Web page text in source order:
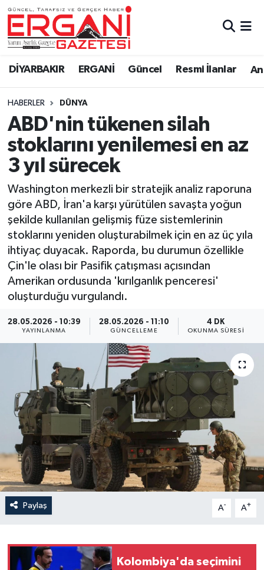
DİYARBAKIR ERGANİ Güncel Resmi İlanlar
HABERLER DÜNYA
ABD'nin tükenen silah
stoklarını yenilemesi en az
3 yıl sürecek
Washington merkezli bir stratejik analiz raporuna
göre ABD, İran'a karşı yürütülen savaşta yoğun
şekilde kullanılan gelişmiş füze sistemlerinin
stoklarını yeniden oluşturabilmek için en az üç yıla
ihtiyaç duyacak. Raporda, bu durumun özellikle
Çin'le olası bir Pasifik çatışması açısından
Amerikan ordusunda 'kırılganlık penceresi'
oluşturduğu vurgulandı.
28.05.2026 - 10:39
YAYINLANMA
28.05.2026 - 11:10
GÜNCELLEME
4 DK
OKUNMA SÜRESI
Paylaş A- A+
Kolombiya'da seçimini
DİYARBAKIR
BİSMİL
BAĞLAR
ERGANİ
Güncel
Eği̇ti̇m
Resmi İlanlar
Sağlık
Si̇yaset
Spor
Yaşam
Bi̇li̇m & Teknoloji̇
Dünya
Eği̇ti̇m
Ergani Nöbetçi Eczaneler
Ergani Hava Durumu
Ergani Trafik Yoğunluk Haritası
Süper Lig Puan Durumu ve Fikstür
Tüm Manşetler
Son Dakika Haberleri
Haber Arşivi